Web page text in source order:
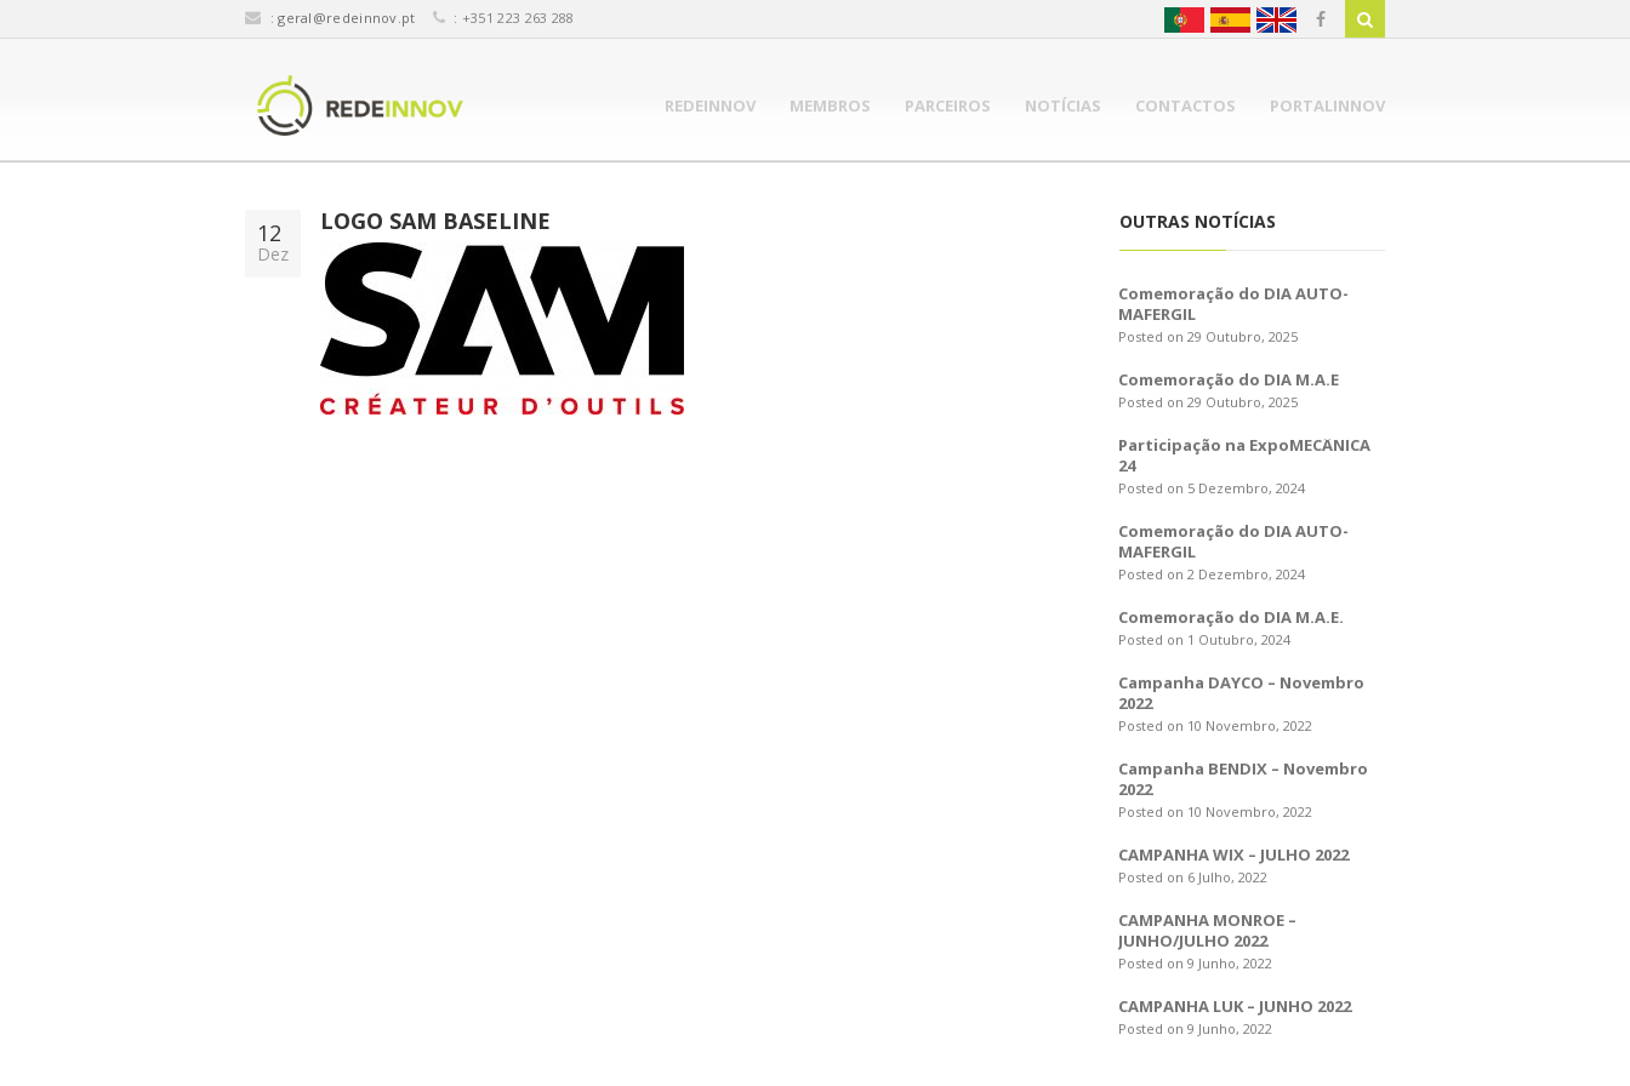
:geral@redeinnov.pt : +351 223 263 288
REDEINNOV MEMBROS PARCEIROS NOTÍCIAS CONTACTOS PORTALINNOV
12
Dez
LOGO SAM BASELINE OUTRAS NOTÍCIAS
Comemoração do DIA AUTO-
MAFERGIL
Posted on 29 Outubro, 2025
Comemoração do DIA M.A.E
Posted on 29 Outubro, 2025
Participação na ExpoMECÂNICA
24
Posted on 5 Dezembro, 2024
Comemoração do DIA AUTO-
MAFERGIL
Posted on 2 Dezembro, 2024
Comemoração do DIA M.A.E.
Posted on 1 Outubro, 2024
Campanha DAYCO – Novembro
2022
Posted on 10 Novembro, 2022
Campanha BENDIX – Novembro
2022
Posted on 10 Novembro, 2022
CAMPANHA WIX – JULHO 2022
Posted on 6 Julho, 2022
CAMPANHA MONROE –
JUNHO/JULHO 2022
Posted on 9 Junho, 2022
CAMPANHA LUK – JUNHO 2022
Posted on 9 Junho, 2022